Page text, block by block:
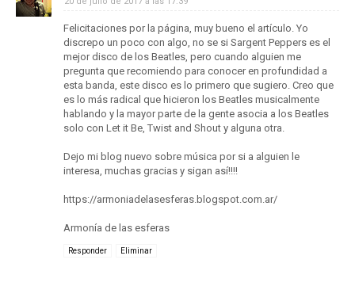
Felicitaciones por la página, muy bueno el artículo. Yo
discrepo un poco con algo, no se si Sargent Peppers es el
mejor disco de los Beatles, pero cuando alguien me
pregunta que recomiendo para conocer en profundidad a
esta banda, este disco es lo primero que sugiero. Creo que
es lo más radical que hicieron los Beatles musicalmente
hablando y la mayor parte de la gente asocia a los Beatles
solo con Let it Be, Twist and Shout y alguna otra.
Dejo mi blog nuevo sobre música por si a alguien le
interesa, muchas gracias y sigan así!!!!
https://armoniadelasesferas.blogspot.com.ar/
Armonía de las esferas
Responder Eliminar